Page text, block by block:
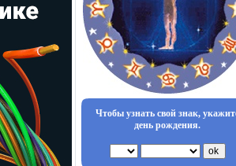
Чтобы узнать свой знак,
день рождения.